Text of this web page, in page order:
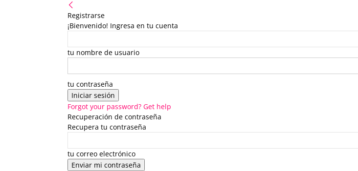
Registrarse
¡Bienvenido! Ingresa en tu cuenta
tu nombre de usuario
tu contraseña
Forgot your password? Get help
Recuperación de contraseña
Recupera tu contraseña
tu correo electrónico